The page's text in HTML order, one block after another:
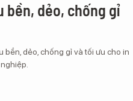
bền, dẻo, chống gỉ
bền, dẻo, chống gỉ và tối ưu cho in